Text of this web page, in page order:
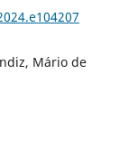
Mário de